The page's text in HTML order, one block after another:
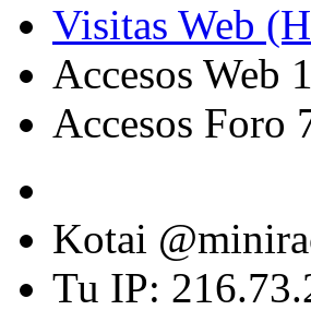
Visitas Web
Accesos Web
Accesos Foro
Kotai
Tu IP: